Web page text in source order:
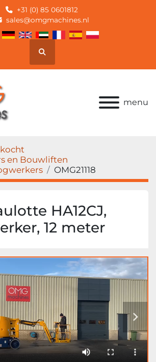
+31 (0) 85 0601812
sales@omgmachines.nl
Zoek
menu
en Bouwliften
OMG21118
HA12CJ,
12 meter